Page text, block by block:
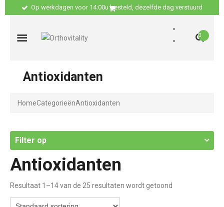
Op werkdagen voor 14:00u besteld, dezelfde dag verstuurd
0
Antioxidanten
HomeCategorieënAntioxidanten
Filter op
Antioxidanten
Resultaat 1–14 van de 25 resultaten wordt getoond